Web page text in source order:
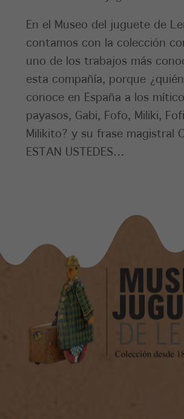
En el Museo del juguete de
contamos con la colección
uno de los trabajos más
esta compañía, porque
conoce en España a los
payasos, Gabi, Fofo, Miliki,
Milikito? y su frase magistral
ESTAN USTEDES…